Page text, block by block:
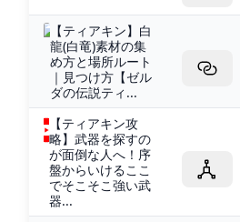
【ティアキン】白
龍(白竜)素材の集
め方と場所ルート
｜見つけ方【ゼル
ダの伝説ティ...
【ティアキン攻
略】武器を探すの
が面倒な人へ！序
盤からいけるここ
でそこそこ強い武
器...